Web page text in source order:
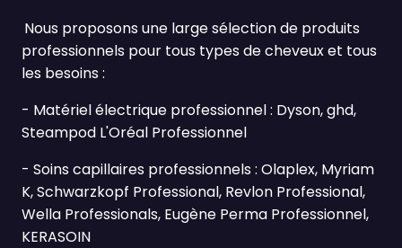
Nous proposons une large sélection de produits
professionnels pour tous types de cheveux et tous
les besoins :
- Matériel électrique professionnel : Dyson, ghd,
Steampod L'Oréal Professionnel
- Soins capillaires professionnels : Olaplex, Myriam
K, Schwarzkopf Professional, Revlon Professional,
Wella Professionals, Eugène Perma Professionnel,
KERASOIN